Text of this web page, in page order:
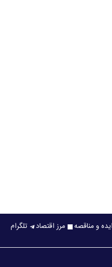
و مناقصه مرز اقتصاد تلگرام